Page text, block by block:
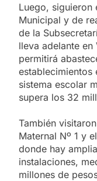
Luego, siguieron
Municipal y de
de la
lleva adelante
permitirá
establecimientos
sistema escolar
supera los 32
También
Maternal Nº 1 y
donde hay
instalaciones,
millones de